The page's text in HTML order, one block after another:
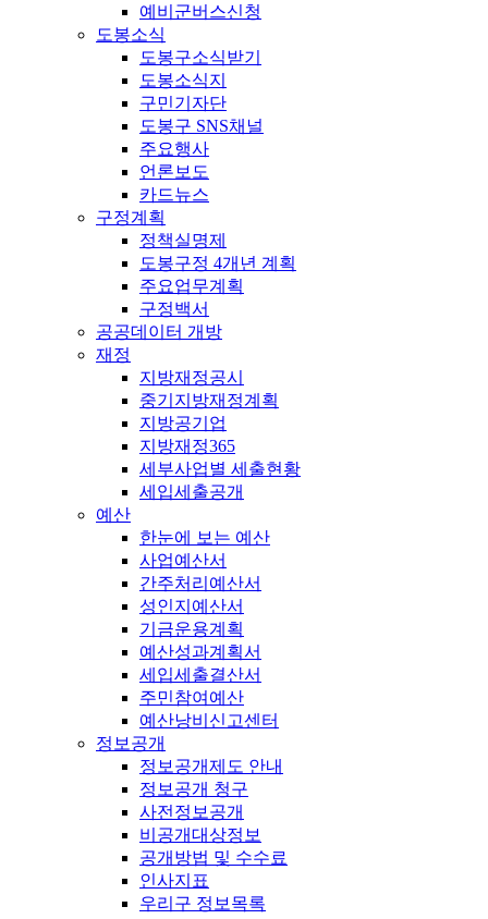
예비군버스신청
도봉소식
도봉구소식받기
도봉소식지
구민기자단
도봉구 SNS채널
주요행사
언론보도
카드뉴스
구정계획
정책실명제
도봉구정 4개년 계획
주요업무계획
구정백서
공공데이터 개방
재정
지방재정공시
중기지방재정계획
지방공기업
지방재정365
세부사업별 세출현황
세입세출공개
예산
한눈에 보는 예산
사업예산서
간주처리예산서
성인지예산서
기금운용계획
예산성과계획서
세입세출결산서
주민참여예산
예산낭비신고센터
정보공개
정보공개제도 안내
정보공개 청구
사전정보공개
비공개대상정보
공개방법 및 수수료
인사지표
우리구 정보목록